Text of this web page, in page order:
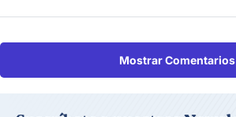
Mostrar Comentarios